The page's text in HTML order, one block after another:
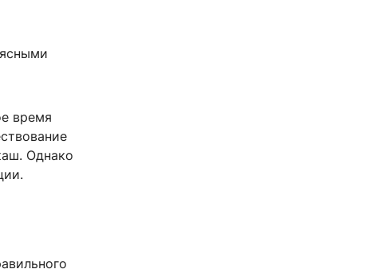
время
Однако